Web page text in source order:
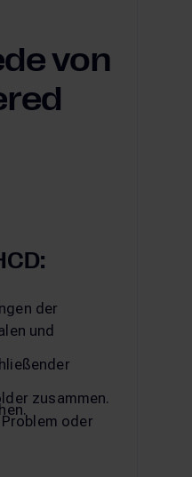
von
der
und
zusammen.
oder